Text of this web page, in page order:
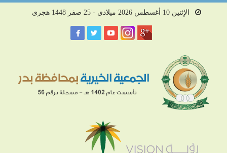
الإثنين 10 أغسطس 2026 ميلادى - 25 صفر 1448 هجرى